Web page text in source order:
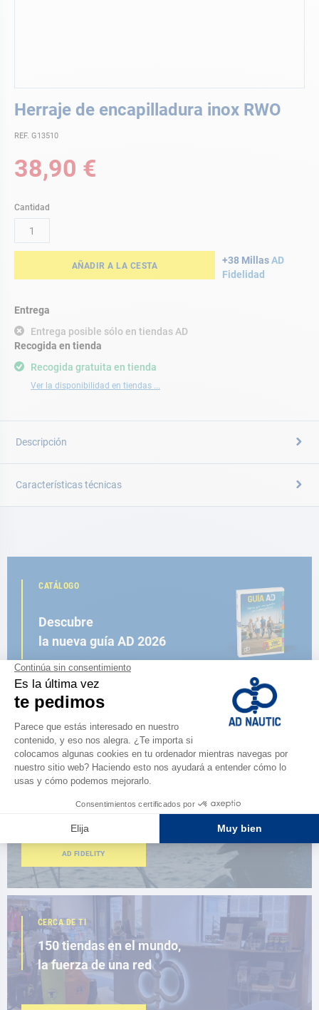
Herraje de encapilladura inox RWO
REF. G13510
38,90 €
Cantidad
AÑADIR A LA CESTA +38 MillasAD
Fidelidad
Entrega
Entrega posible sólo en tiendas AD
Recogida gratuita en tienda
Ver la disponibilidad en tiendas ...
Recogida en tienda
al
de
galería
de
Descripción
Características técnicas
CATÁLOGO
Descubre
la nueva guía AD 2026
NAVEGAR POR EL CATÁLOGO
ESPACIO FIDELIDAD
¿Eres apasionado?
Benefíciate de ventajas exclusivas
AD FIDELITY
CERCA DE TI
150 tiendas en el mundo,
la fuerza de una red